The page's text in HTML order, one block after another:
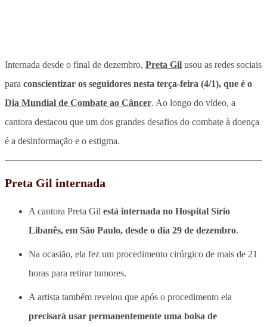
Internada desde o final de dezembro, Preta Gil usou as redes sociais
para conscientizar os seguidores nesta terça-feira (4/1), que é o
Dia Mundial de Combate ao Câncer. Ao longo do vídeo, a
cantora destacou que um dos grandes desafios do combate à doença
é a desinformação e o estigma.
Preta Gil internada
A cantora Preta Gil está internada no Hospital Sírio
Libanês, em São Paulo, desde o dia 29 de dezembro.
Na ocasião, ela fez um procedimento cirúrgico de mais de 21
horas para retirar tumores.
A artista também revelou que após o procedimento ela
precisará usar permanentemente uma bolsa de